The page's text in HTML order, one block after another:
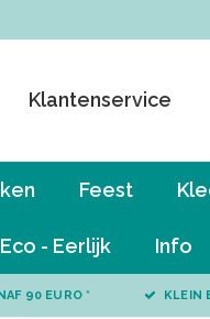
Klantenservice
Feest
- Eerlijk Info
90 EURO * KLEIN